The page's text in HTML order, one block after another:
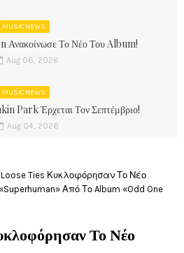
MUSIC NEWS
Ανακοίνωσε Το Νέο Του Album!
Aug 06, 2026
MUSIC NEWS
Park Έρχεται Τον Σεπτέμβριο!
Aug 04, 2026
Ties Κυκλοφόρησαν Το Νέο
Από Το Album «Odd One
Το Νέο